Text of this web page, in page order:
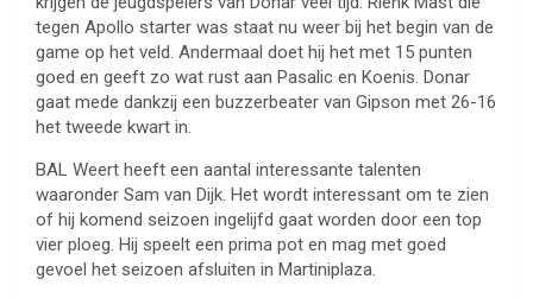
tegen Apollo starter was staat nu weer bij het begin van de
game op het veld. Andermaal doet hij het met 15 punten
goed en geeft zo wat rust aan Pasalic en Koenis. Donar
gaat mede dankzij een buzzerbeater van Gipson met 26-16
het tweede kwart in.
BAL Weert heeft een aantal interessante talenten
waaronder Sam van Dijk. Het wordt interessant om te zien
of hij komend seizoen ingelijfd gaat worden door een top
vier ploeg. Hij speelt een prima pot en mag met goed
gevoel het seizoen afsluiten in Martiniplaza.